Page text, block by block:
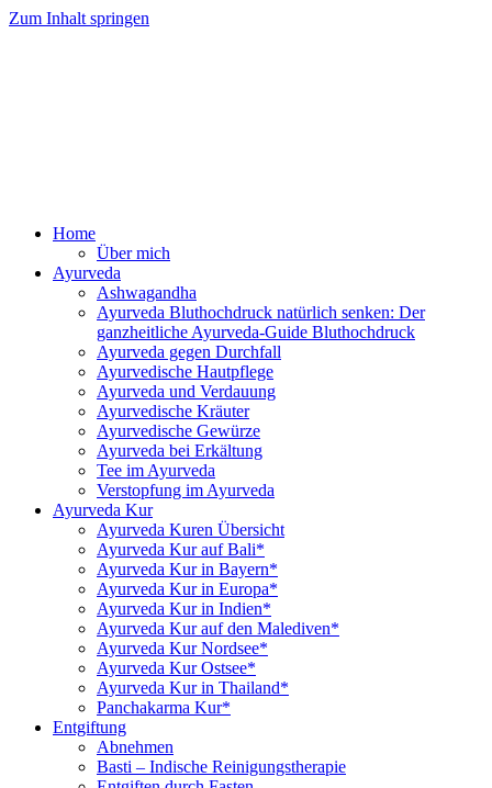
Zum Inhalt springen
Home
Über mich
Ayurveda
Ashwagandha
Ayurveda Bluthochdruck natürlich senken: Der
ganzheitliche Ayurveda-Guide Bluthochdruck
Ayurveda gegen Durchfall
Ayurvedische Hautpflege
Ayurveda und Verdauung
Ayurvedische Kräuter
Ayurvedische Gewürze
Ayurveda bei Erkältung
Tee im Ayurveda
Verstopfung im Ayurveda
Ayurveda Kur
Ayurveda Kuren Übersicht
Ayurveda Kur auf Bali*
Ayurveda Kur in Bayern*
Ayurveda Kur in Europa*
Ayurveda Kur in Indien*
Ayurveda Kur auf den Malediven*
Ayurveda Kur Nordsee*
Ayurveda Kur Ostsee*
Ayurveda Kur in Thailand*
Panchakarma Kur*
Entgiftung
Abnehmen
Basti – Indische Reinigungstherapie